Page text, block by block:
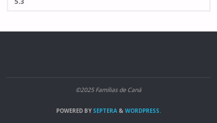
©2025 Famílias de Caná
POWERED BYSEPTERA & WORDPRESS.